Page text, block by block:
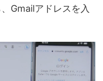
Gmailアドレスを入